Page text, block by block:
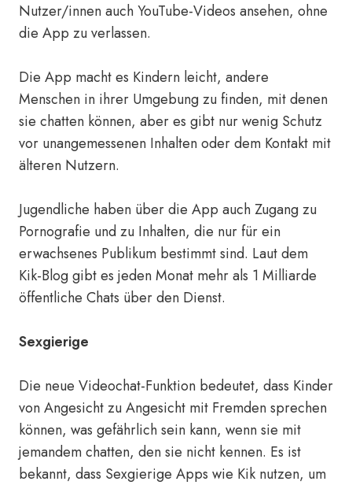
Nutzer/innen auch YouTube-Videos ansehen, ohne
die App zu verlassen.
Die App macht es Kindern leicht, andere
Menschen in ihrer Umgebung zu finden, mit denen
sie chatten können, aber es gibt nur wenig Schutz
vor unangemessenen Inhalten oder dem Kontakt mit
älteren Nutzern.
Jugendliche haben über die App auch Zugang zu
Pornografie und zu Inhalten, die nur für ein
erwachsenes Publikum bestimmt sind. Laut dem
Kik-Blog gibt es jeden Monat mehr als 1 Milliarde
öffentliche Chats über den Dienst.
Sexgierige
Die neue Videochat-Funktion bedeutet, dass Kinder
von Angesicht zu Angesicht mit Fremden sprechen
können, was gefährlich sein kann, wenn sie mit
jemandem chatten, den sie nicht kennen. Es ist
bekannt, dass Sexgierige Apps wie Kik nutzen, um